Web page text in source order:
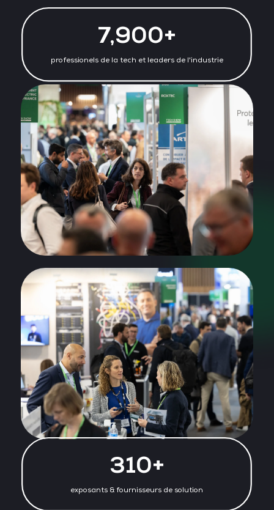
7,900+
professionels de la tech et leaders de l'industrie
310+
exposants & fournisseurs de solution